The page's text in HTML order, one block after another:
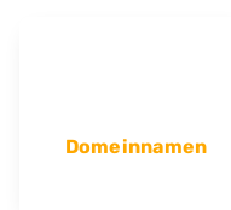
Domeinnamen